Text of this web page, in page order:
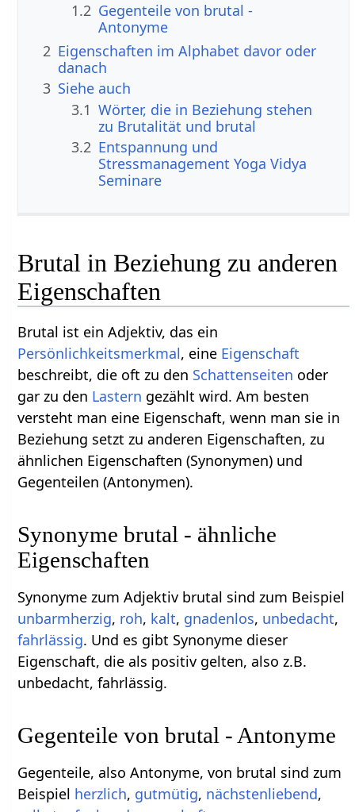
1.2 Gegenteile von brutal -
Antonyme
2 Eigenschaften im Alphabet davor oder
danach
3 Siehe auch
3.1 Wörter, die in Beziehung stehen
zu Brutalität und brutal
3.2 Entspannung und
Stressmanagement Yoga Vidya
Seminare
Brutal in Beziehung zu anderen
Eigenschaften
Brutal ist ein Adjektiv, das ein
Persönlichkeitsmerkmal, eine Eigenschaft
beschreibt, die oft zu den Schattenseiten oder
gar zu den Lastern gezählt wird. Am besten
versteht man eine Eigenschaft, wenn man sie in
Beziehung setzt zu anderen Eigenschaften, zu
ähnlichen Eigenschaften (Synonymen) und
Gegenteilen (Antonymen).
Synonyme brutal - ähnliche
Eigenschaften
Synonyme zum Adjektiv brutal sind zum Beispiel
unbarmherzig, roh, kalt, gnadenlos, unbedacht,
fahrlässig. Und es gibt Synonyme dieser
Eigenschaft, die als positiv gelten, also z.B.
unbedacht, fahrlässig.
Gegenteile von brutal - Antonyme
Gegenteile, also Antonyme, von brutal sind zum
Beispiel herzlich, gutmütig, nächstenliebend,